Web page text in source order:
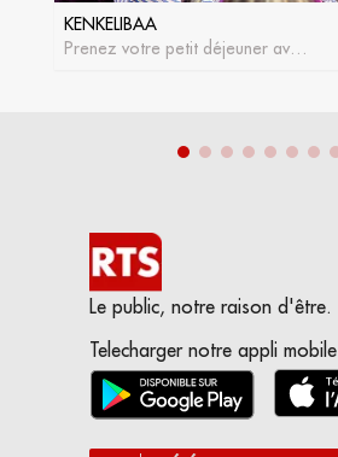
KENKELIBAA
Prenez votre petit déjeuner avec
Le public, notre raison d'être.
Telecharger notre appli mobile